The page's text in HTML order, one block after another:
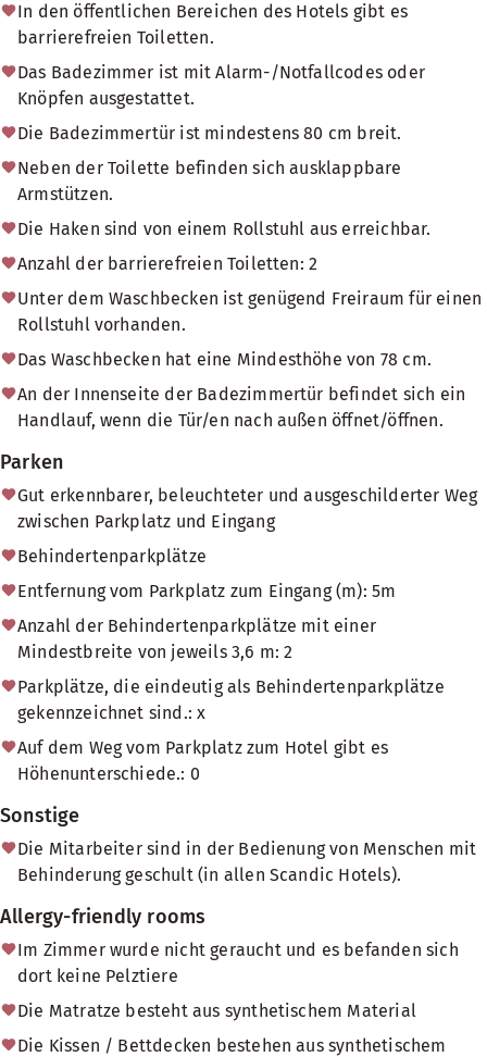
In den öffentlichen Bereichen des Hotels gibt es
barrierefreien Toiletten.
Das Badezimmer ist mit Alarm-/Notfallcodes oder
Knöpfen ausgestattet.
Die Badezimmertür ist mindestens 80 cm breit.
Neben der Toilette befinden sich ausklappbare
Armstützen.
Die Haken sind von einem Rollstuhl aus erreichbar.
Anzahl der barrierefreien Toiletten: 2
Unter dem Waschbecken ist genügend Freiraum für einen
Rollstuhl vorhanden.
Das Waschbecken hat eine Mindesthöhe von 78 cm.
An der Innenseite der Badezimmertür befindet sich ein
Handlauf, wenn die Tür/en nach außen öffnet/öffnen.
Parken
Gut erkennbarer, beleuchteter und ausgeschilderter Weg
zwischen Parkplatz und Eingang
Behindertenparkplätze
Entfernung vom Parkplatz zum Eingang (m): 5m
Anzahl der Behindertenparkplätze mit einer
Mindestbreite von jeweils 3,6 m: 2
Parkplätze, die eindeutig als Behindertenparkplätze
gekennzeichnet sind.: x
Auf dem Weg vom Parkplatz zum Hotel gibt es
Höhenunterschiede.: 0
Sonstige
Die Mitarbeiter sind in der Bedienung von Menschen mit
Behinderung geschult (in allen Scandic Hotels).
Allergy-friendly rooms
Im Zimmer wurde nicht geraucht und es befanden sich
dort keine Pelztiere
Die Matratze besteht aus synthetischem Material
Die Kissen / Bettdecken bestehen aus synthetischem